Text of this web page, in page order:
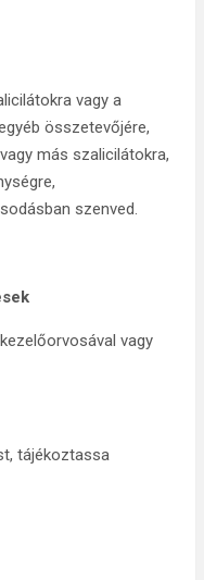
vagy a
összetevőjére,
más szalicilátokra,
szenved.
vagy
tájékoztassa